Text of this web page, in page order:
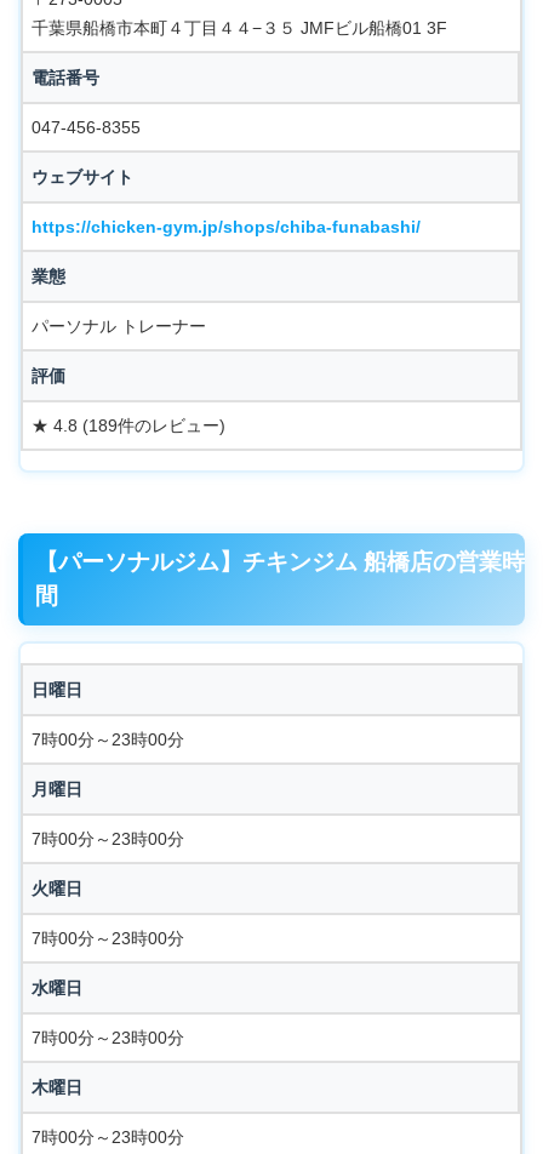
千葉県船橋市本町４丁目４４−３５ JMFビル船橋01 3F
電話番号
047-456-8355
ウェブサイト
https://chicken-gym.jp/shops/chiba-funabashi/
業態
パーソナル トレーナー
評価
★ 4.8 (189件のレビュー)
【パーソナルジム】チキンジム 船橋店の営業時
間
日曜日
7時00分～23時00分
月曜日
7時00分～23時00分
火曜日
7時00分～23時00分
水曜日
7時00分～23時00分
木曜日
7時00分～23時00分